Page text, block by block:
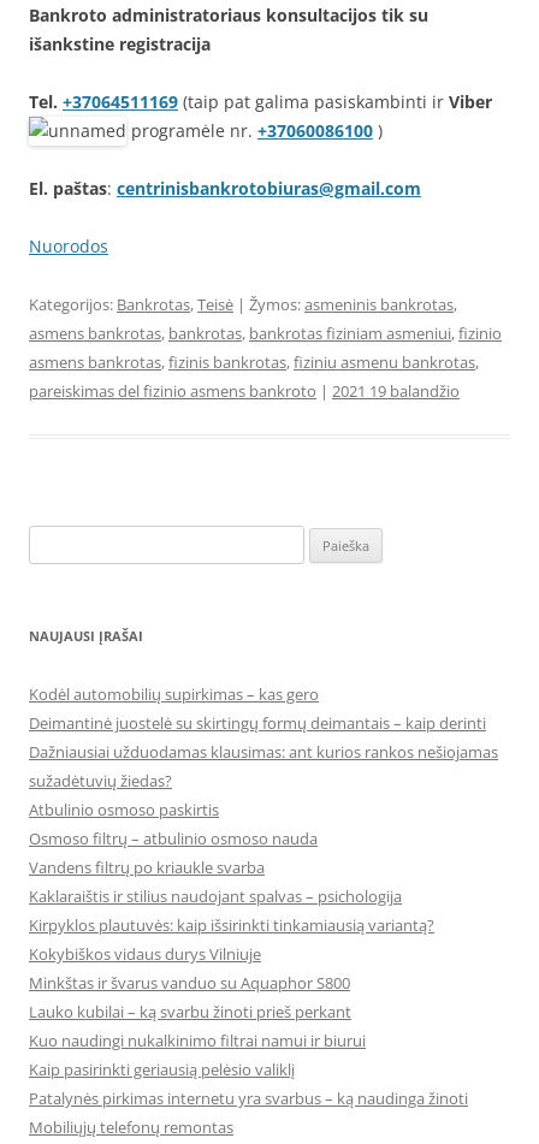
Bankroto administratoriaus konsultacijos tik su
išankstine registracija
Tel. +37064511169 (taip pat galima pasiskambinti ir Viber
programėle nr. +37060086100 )
El. paštas: centrinisbankrotobiuras@gmail.com
Nuorodos
Kategorijos: Bankrotas,Teisė | Žymos:asmeninis bankrotas,
asmens bankrotas, bankrotas, bankrotas fiziniam asmeniui,fizinio
asmens bankrotas,fizinis bankrotas,fiziniu asmenu bankrotas,
pareiskimas del fizinio asmens bankroto | 2021 19 balandžio
NAUJAUSI ĮRAŠAI
Kodėl automobilių supirkimas – kas gero
Deimantinė juostelė su skirtingų formų deimantais – kaip derinti
Dažniausiai užduodamas klausimas: ant kurios rankos nešiojamas
sužadėtuvių žiedas?
Atbulinio osmoso paskirtis
Osmoso filtrų – atbulinio osmoso nauda
Vandens filtrų po kriaukle svarba
Kaklaraištis ir stilius naudojant spalvas – psichologija
Kirpyklos plautuvės: kaip išsirinkti tinkamiausią variantą?
Kokybiškos vidaus durys Vilniuje
Minkštas ir švarus vanduo su Aquaphor S800
Lauko kubilai – ką svarbu žinoti prieš perkant
Kuo naudingi nukalkinimo filtrai namui ir biurui
Kaip pasirinkti geriausią pelėsio valiklį
Patalynės pirkimas internetu yra svarbus – ką naudinga žinoti
Mobiliųjų telefonų remontas